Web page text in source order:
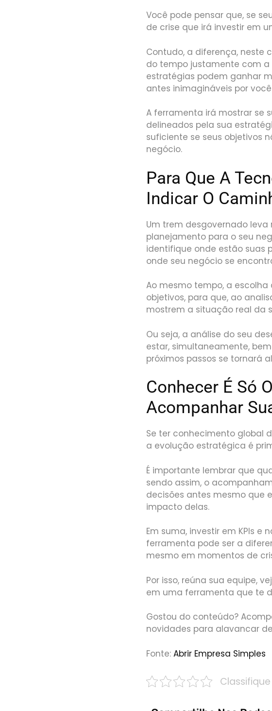
Você pode pensar que, se
de crise que irá investir em
Contudo, a diferença, neste
do tempo justamente com a
estratégias podem ganhar
antes inimagináveis por
A ferramenta irá mostrar se
delineados pela sua
suficiente se seus objetivos
negócio.
Para Que A
Indicar O
Um trem desgovernado
planejamento para o seu
identifique onde estão suas
onde seu negócio se
Ao mesmo tempo, a escolha
objetivos, para que, ao
mostrem a situação real da
Ou seja, a análise do seu
estar, simultaneamente,
próximos passos se tornará
Conhecer É Só
Acompanhar
Se ter conhecimento global
a evolução estratégica é
É importante lembrar que
sendo assim, o
decisões antes mesmo que
impacto delas.
Em suma, investir em KPIs
ferramenta pode ser a
mesmo em momentos de
Por isso, reúna sua equipe,
em uma ferramenta que te
Gostou do conteúdo?
novidades para alavancar
Fonte:Abrir Empresa Simples